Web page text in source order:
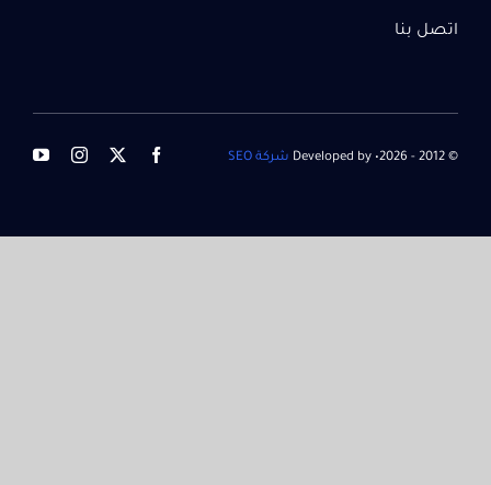
اتصل بنا
© 2012 - 2026• Developed by شركة SEO